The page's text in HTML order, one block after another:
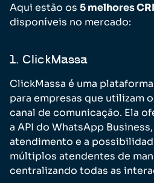
Aqui estão os 5 melhores
disponíveis no mercado:
1. ClickMassa
ClickMassa é uma
para empresas que utilizam
canal de comunicação. Ela
a API do WhatsApp
atendimento e a
múltiplos atendentes de
centralizando todas as